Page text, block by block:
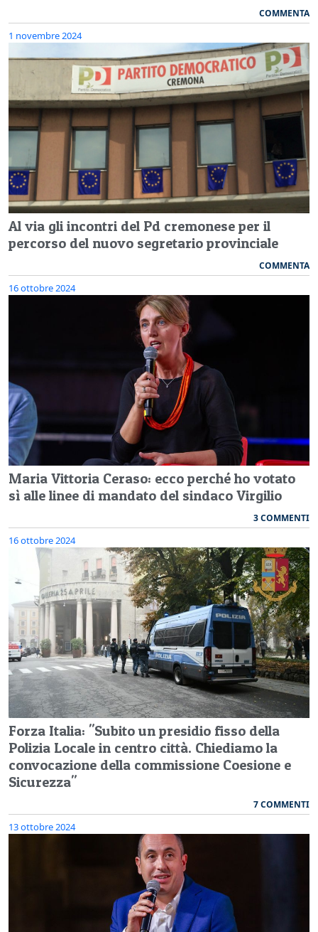
COMMENTA
1 novembre 2024
Al via gli incontri del Pd cremonese per il
percorso del nuovo segretario provinciale
COMMENTA
16 ottobre 2024
Maria Vittoria Ceraso: ecco perché ho votato
sì alle linee di mandato del sindaco Virgilio
3 COMMENTI
16 ottobre 2024
Forza Italia: "Subito un presidio fisso della
Polizia Locale in centro città. Chiediamo la
convocazione della commissione Coesione e
Sicurezza"
7 COMMENTI
13 ottobre 2024